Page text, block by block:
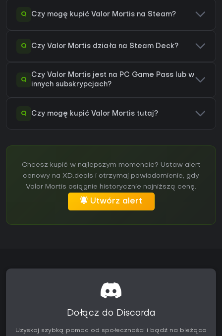
Q Czy mogę kupić Valor Mortis na Steam?
Q Czy Valor Mortis działa na Steam Deck?
Q
Czy Valor Mortis jest na PC Game Pass lub w
innych subskrypcjach?
Q Czy mogę kupić Valor Mortis tutaj?
Chcesz kupić w najlepszym momencie? Ustaw alert
cenowy na XD.deals i otrzymaj powiadomienie, gdy
Valor Mortis osiągnie historycznie najniższą cenę.
Utwórz alert
Dołącz do Discorda
Uzyskaj szybką pomoc od społeczności i bądź na bieżąco